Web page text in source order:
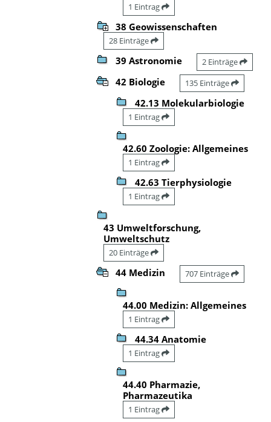
1 Eintrag
38 Geowissenschaften
28 Einträge
39 Astronomie 2 Einträge
42 Biologie 135 Einträge
42.13 Molekularbiologie
1 Eintrag
42.60 Zoologie: Allgemeines
1 Eintrag
42.63 Tierphysiologie
1 Eintrag
43 Umweltforschung,
Umweltschutz
20 Einträge
44 Medizin 707 Einträge
44.00 Medizin: Allgemeines
1 Eintrag
44.34 Anatomie
1 Eintrag
44.40 Pharmazie,
Pharmazeutika
1 Eintrag